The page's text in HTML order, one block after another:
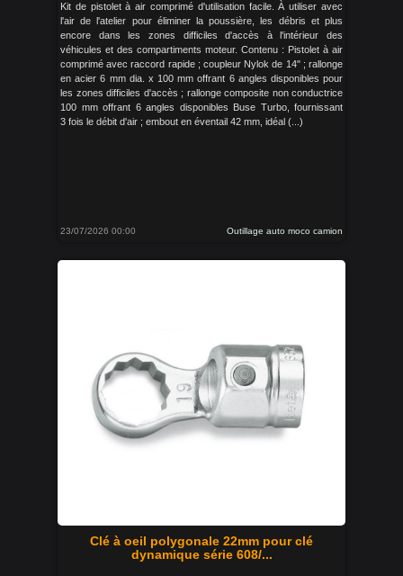
Kit de pistolet à air comprimé d'utilisation facile. À utiliser avec
l'air de l'atelier pour éliminer la poussière, les débris et plus
encore dans les zones difficiles d'accès à l'intérieur des
véhicules et des compartiments moteur. Contenu : Pistolet à air
comprimé avec raccord rapide ; coupleur Nylok de 14" ; rallonge
en acier 6 mm dia. x 100 mm offrant 6 angles disponibles pour
les zones difficiles d'accès ; rallonge composite non conductrice
100 mm offrant 6 angles disponibles Buse Turbo, fournissant
3 fois le débit d'air ; embout en éventail 42 mm, idéal (...)
23/07/2026 00:00 Outillage auto moco camion
Clé à oeil polygonale 22mm pour clé
dynamique série 608/...